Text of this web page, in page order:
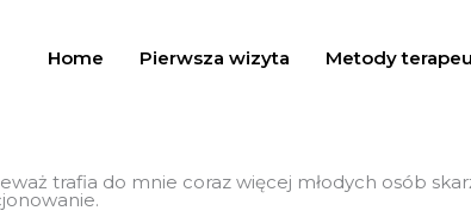
Home Pierwsza wizyta Metody
trafia do mnie coraz więcej młodych osób